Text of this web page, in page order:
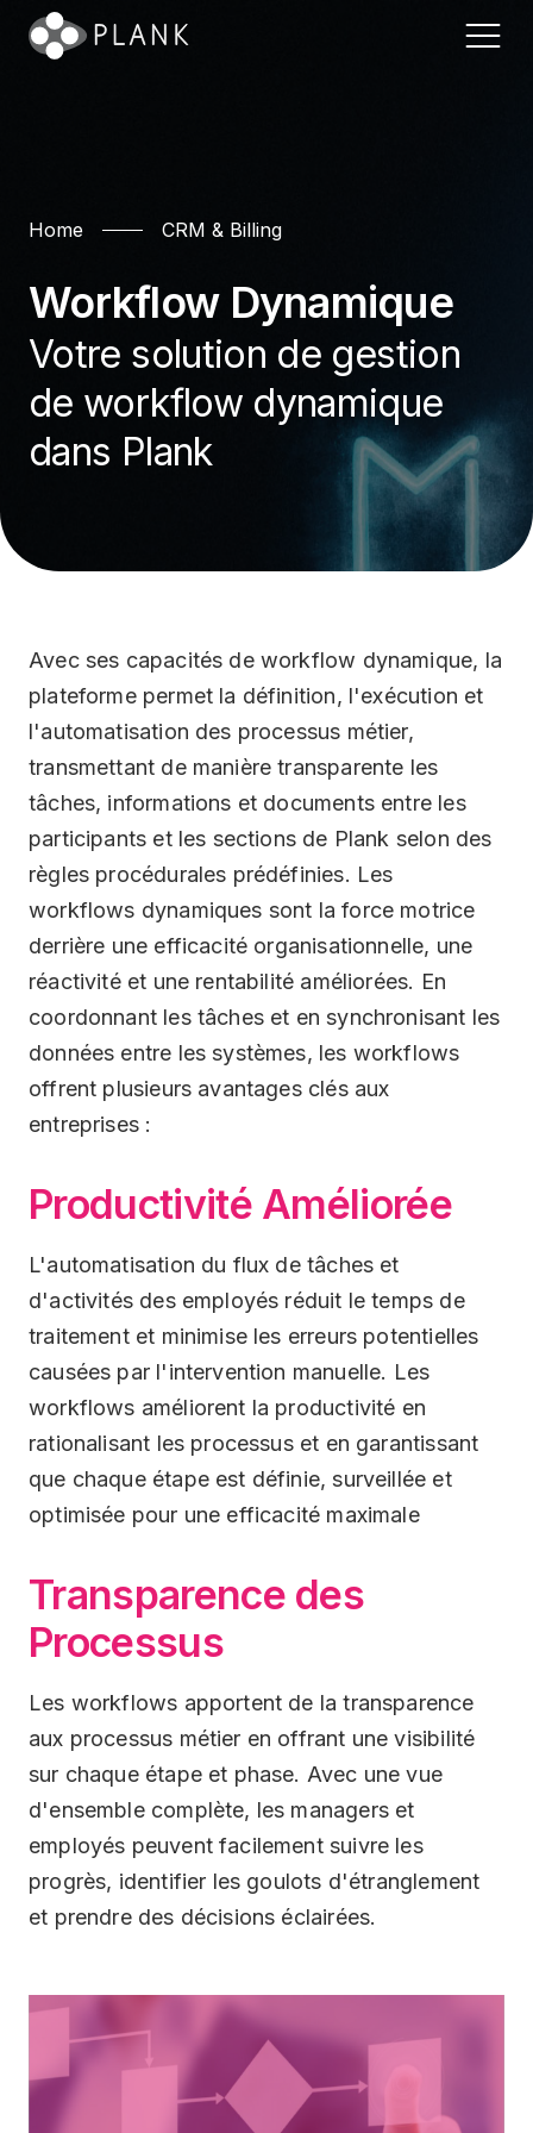
La Plateforme
CRM & Facturation
Call Center
Service Client
Plank pour les Utilities
Ressources Humaines
Plank Wall
Sécurité
Plank Wall
Support
FAQ
Disponibilité GEO
État des Services
Contactez-nous
Home CRM & Billing
Workflow Dynamique
Votre solution de gestion
de workflow dynamique
dans Plank
Avec ses capacités de workflow dynamique, la
plateforme permet la définition, l'exécution et
l'automatisation des processus métier,
transmettant de manière transparente les
tâches, informations et documents entre les
participants et les sections de Plank selon des
règles procédurales prédéfinies. Les
workflows dynamiques sont la force motrice
derrière une efficacité organisationnelle, une
réactivité et une rentabilité améliorées. En
coordonnant les tâches et en synchronisant les
données entre les systèmes, les workflows
offrent plusieurs avantages clés aux
entreprises :
Productivité Améliorée
L'automatisation du flux de tâches et
d'activités des employés réduit le temps de
traitement et minimise les erreurs potentielles
causées par l'intervention manuelle. Les
workflows améliorent la productivité en
rationalisant les processus et en garantissant
que chaque étape est définie, surveillée et
optimisée pour une efficacité maximale
Transparence des
Processus
Les workflows apportent de la transparence
aux processus métier en offrant une visibilité
sur chaque étape et phase. Avec une vue
d'ensemble complète, les managers et
employés peuvent facilement suivre les
progrès, identifier les goulots d'étranglement
et prendre des décisions éclairées.